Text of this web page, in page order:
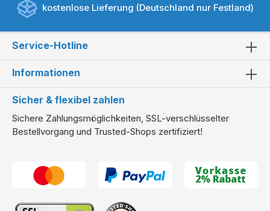
kostenlose Lieferung (Deutschland nur Festland)
Service-Hotline
Informationen
Sicher & flexibel zahlen
Sichere Zahlungsmöglichkeiten, SSL-verschlüsselter
Bestellvorgang und Trusted-Shops zertifiziert!